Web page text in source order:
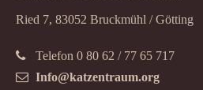
Ried 7, 83052 Bruckmühl / Götting
Telefon 0 80 62 / 77 65 717
Info@katzentraum.org